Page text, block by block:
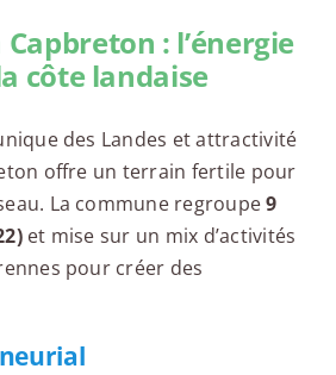
: l’énergie
côte landaise
des Landes et attractivité
offre un terrain fertile pour
La commune regroupe9
et mise sur un mix d’activités
pour créer des